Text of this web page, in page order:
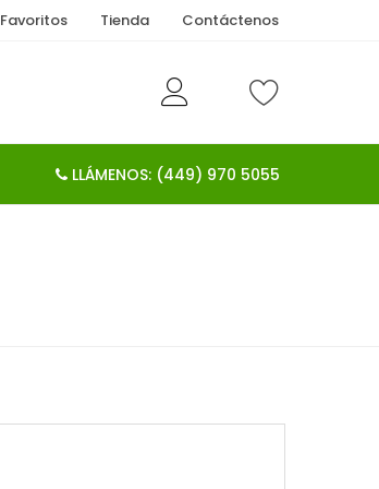
Favoritos Tienda Contáctenos
LLÁMENOS: (449) 970 5055